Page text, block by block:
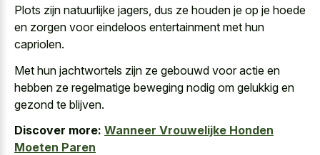
Plots zijn natuurlijke jagers, dus ze houden je op je hoede
en zorgen voor eindeloos entertainment met hun
capriolen.
Met hun jachtwortels zijn ze gebouwd voor actie en
hebben ze regelmatige beweging nodig om gelukkig en
gezond te blijven.
Discover more: Wanneer Vrouwelijke Honden
Moeten Paren